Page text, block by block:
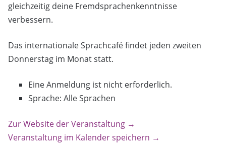
gleichzeitig deine Fremdsprachenkenntnisse
verbessern.
Das internationale Sprachcafé findet jeden zweiten
Donnerstag im Monat statt.
Eine Anmeldung ist nicht erforderlich.
Sprache: Alle Sprachen
Zur Website der Veranstaltung →
Veranstaltung im Kalender speichern →